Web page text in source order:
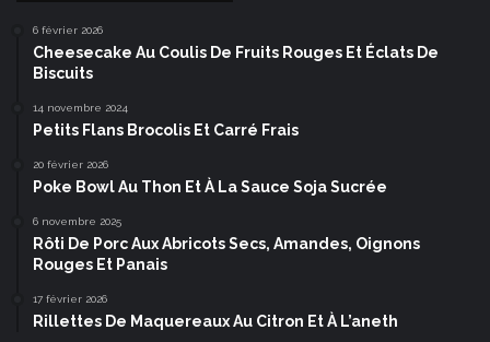
6 février 2026
Cheesecake Au Coulis De Fruits Rouges Et Éclats De
Biscuits
14 novembre 2024
Petits Flans Brocolis Et Carré Frais
20 février 2026
Poke Bowl Au Thon Et À La Sauce Soja Sucrée
6 novembre 2025
Rôti De Porc Aux Abricots Secs, Amandes, Oignons
Rouges Et Panais
17 février 2026
Rillettes De Maquereaux Au Citron Et À L’aneth